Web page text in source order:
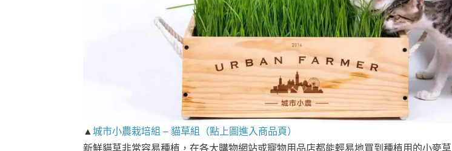
▲ 城市小農栽培組 – 貓草組（點上圖進入商品頁）
新鮮貓草非常容易種植，在各大購物網站或寵物用品店都能輕易地買到種植用的小麥草